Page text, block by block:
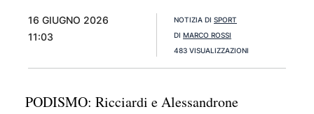
16 GIUGNO 2026
11:03
NOTIZIA DI SPORT
DI MARCO ROSSI
483 VISUALIZZAZIONI
PODISMO: Ricciardi e Alessandrone